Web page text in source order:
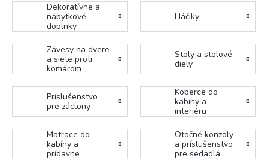
Dekoratívne a
nábytkové
doplnky
Háčiky
Závesy na dvere
a siete proti
komárom
Stoly a stolové
diely
Príslušenstvo
pre záclony
Koberce do
kabíny a
interiéru
Matrace do
kabíny a
prídavne
matrace
Otočné konzoly
a príslušenstvo
pre sedadlá